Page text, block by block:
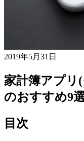
2019年5月31日
家計簿アプリ
のおすすめ9
目次